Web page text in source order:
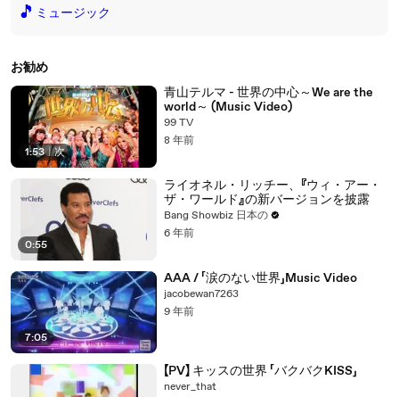
🎵 ミュージック
お勧め
1:53 | 次
青山テルマ - 世界の中心～We are the
world～ (Music Video)
99 TV
8 年前
0:55
ライオネル・リッチー、『ウィ・アー・
ザ・ワールド』の新バージョンを披露
Bang Showbiz 日本の
6 年前
7:05
AAA / 「涙のない世界」Music Video
jacobewan7263
9 年前
【PV】 キッスの世界 「バクバクKISS」
never_that